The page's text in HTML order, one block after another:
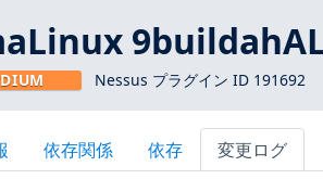
Nessus プラグイン ID 191692
依存関係 依存 変更ログ